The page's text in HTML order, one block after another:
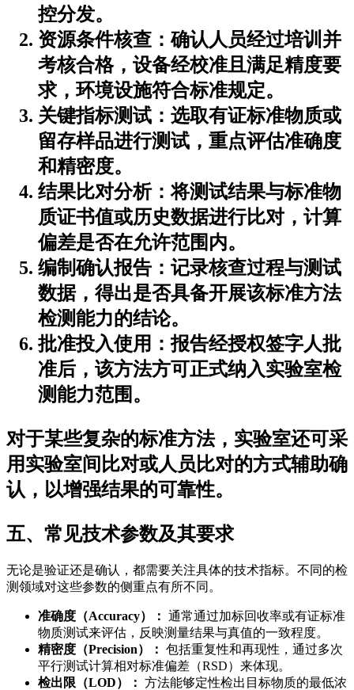
控分发。
资源条件核查：确认人员经过培训并
考核合格，设备经校准且满足精度要
求，环境设施符合标准规定。
关键指标测试：选取有证标准物质或
留存样品进行测试，重点评估准确度
和精密度。
结果比对分析：将测试结果与标准物
质证书值或历史数据进行比对，计算
偏差是否在允许范围内。
编制确认报告：记录核查过程与测试
数据，得出是否具备开展该标准方法
检测能力的结论。
批准投入使用：报告经授权签字人批
准后，该方法方可正式纳入实验室检
测能力范围。
对于某些复杂的标准方法，实验室还可采
用实验室间比对或人员比对的方式辅助确
认，以增强结果的可靠性。
五、常见技术参数及其要求
无论是验证还是确认，都需要关注具体的技术指标。不同的检
测领域对这些参数的侧重点有所不同。
准确度（Accuracy）： 通常通过加标回收率或有证标准
物质测试来评估，反映测量结果与真值的一致程度。
精密度（Precision）： 包括重复性和再现性，通过多次
平行测试计算相对标准偏差（RSD）来体现。
检出限（LOD）： 方法能够定性检出目标物质的最低浓